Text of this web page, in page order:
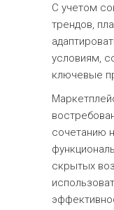
С учетом
трендов,
условиям,
ключевые
сочетанию
скрытых